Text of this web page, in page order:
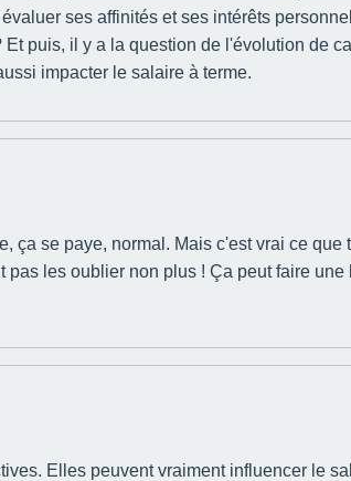
ses affinités et ses intérêts
puis, il y a la question de l'évolution de
impacter le salaire à terme.
ça se paye, normal. Mais c'est vrai ce que
pas les oublier non plus ! Ça peut faire une
Elles peuvent vraiment influencer le